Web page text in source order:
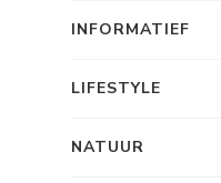
INFORMATIEF
LIFESTYLE
NATUUR